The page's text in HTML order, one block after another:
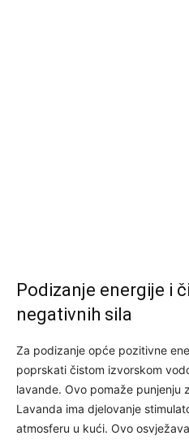
Podizanje energije i
negativnih sila
Za podizanje opće pozitivne
poprskati čistom izvorskom
lavande. Ovo pomaže punjenju
Lavanda ima djelovanje
atmosferu u kući. Ovo